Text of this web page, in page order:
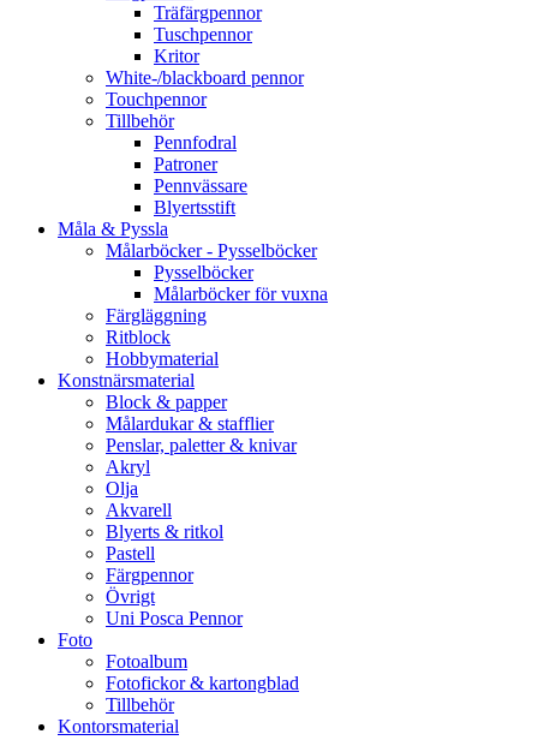
Träfärgpennor
Tuschpennor
Kritor
White-/blackboard pennor
Touchpennor
Tillbehör
Pennfodral
Patroner
Pennvässare
Blyertsstift
Måla & Pyssla
Målarböcker - Pysselböcker
Pysselböcker
Målarböcker för vuxna
Färgläggning
Ritblock
Hobbymaterial
Konstnärsmaterial
Block & papper
Målardukar & stafflier
Penslar, paletter & knivar
Akryl
Olja
Akvarell
Blyerts & ritkol
Pastell
Färgpennor
Övrigt
Uni Posca Pennor
Foto
Fotoalbum
Fotofickor & kartongblad
Tillbehör
Kontorsmaterial